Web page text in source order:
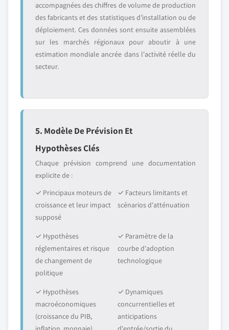
accompagnées des chiffres de volume de production
des fabricants et des statistiques d'installation ou de
déploiement. Ces données sont ensuite assemblées
sur les marchés régionaux pour aboutir à une
estimation mondiale ancrée dans l'activité réelle du
secteur.
5. Modèle De Prévision Et
Hypothèses Clés
Chaque prévision comprend une documentation
explicite de :
✓ Principaux moteurs de
croissance et leur impact
supposé
✓ Facteurs limitants et
scénarios d'atténuation
✓ Hypothèses
réglementaires et risque
de changement de
politique
✓ Paramètre de la
courbe d'adoption
technologique
✓ Hypothèses
macroéconomiques
(croissance du PIB,
✓ Dynamiques
concurrentielles et
anticipations